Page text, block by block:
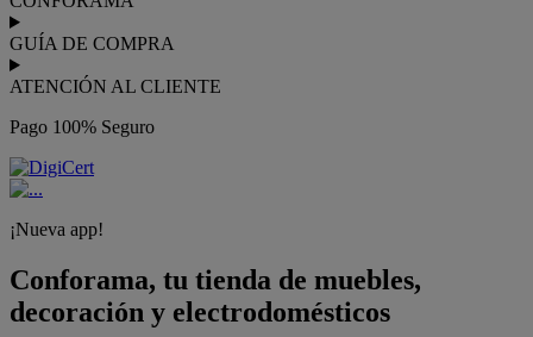
GUÍA DE COMPRA
ATENCIÓN AL CLIENTE
Pago 100% Seguro
¡Nueva app!
Conforama, tu tienda de muebles,
decoración y electrodomésticos